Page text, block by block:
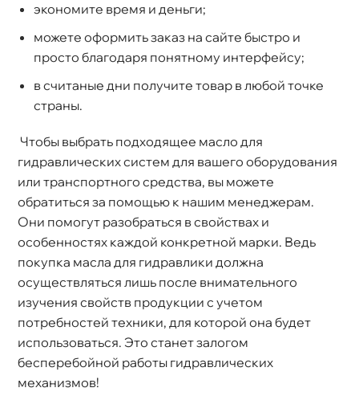
экономите время и деньги;
можете оформить заказ на сайте быстро и
просто благодаря понятному интерфейсу;
считаные дни получите товар в любой точке
страны.
Чтобы выбрать подходящее масло для
идравлических систем для вашего оборудования
или транспортного средства, вы можете
обратиться за помощью к нашим менеджерам.
Они помогут разобраться в свойствах и
особенностях каждой конкретной марки. Ведь
покупка масла для гидравлики должна
осуществляться лишь после внимательного
изучения свойств продукции с учетом
потребностей техники, для которой она будет
использоваться. Это станет залогом
есперебойной работы гидравлических
механизмов!